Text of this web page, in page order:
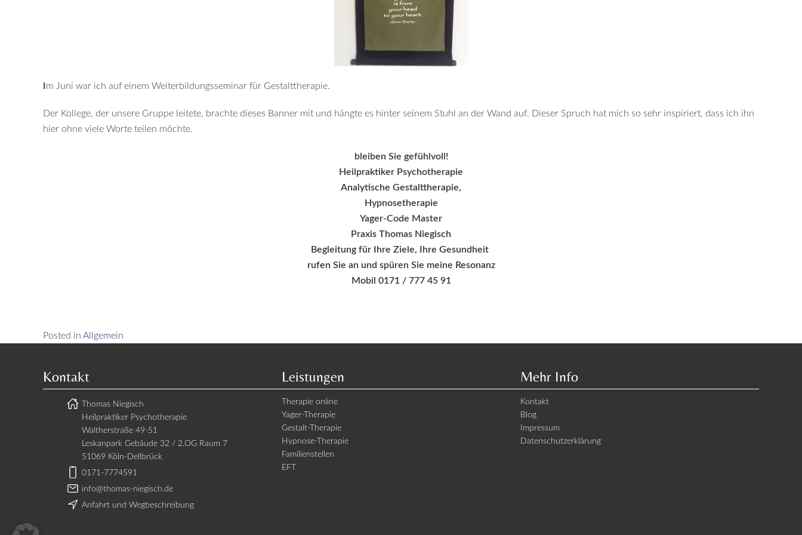
m Juni war ich auf einem Weiterbildungsseminar für Gestalttherapie.
Der Kollege, der unsere Gruppe leitete, brachte dieses Banner mit und hängte es hinter seinem Stuhl an der Wand auf. Dieser Spruch hat mich so sehr inspiriert, dass ich ihn
hier ohne viele Worte teilen möchte.
bleiben Sie gefühlvoll!
Heilpraktiker Psychotherapie
Analytische Gestalttherapie,
Hypnosetherapie
Yager-Code Master
Praxis Thomas Niegisch
Begleitung für Ihre Ziele, Ihre Gesundheit
rufen Sie an und spüren Sie meine Resonanz
Mobil 0171 / 777 45 91
Posted in Allgemein
Kontakt
Thomas Niegisch
Heilpraktiker Psychotherapie
Waltherstraße 49-51
Leskanpark Gebäude 32 / 2.OG Raum 7
51069 Köln-Dellbrück
0171-7774591
info@thomas-niegisch.de
Anfahrt und Wegbeschreibung
Leistungen
Therapie online
Yager-Therapie
Gestalt-Therapie
Hypnose-Therapie
Familienstellen
EFT
Mehr Info
Kontakt
Blog
Impressum
Datenschutzerklärung